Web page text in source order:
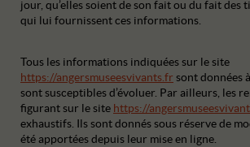
jour, qu’elles soient de son fait ou du fait des
qui lui fournissent ces informations.
Tous les informations indiquées sur le site
https://angersmuseesvivants.fr sont données
sont susceptibles d’évoluer. Par ailleurs, les
figurant sur le site https://
exhaustifs. Ils sont donnés sous réserve de
été apportées depuis leur mise en ligne.